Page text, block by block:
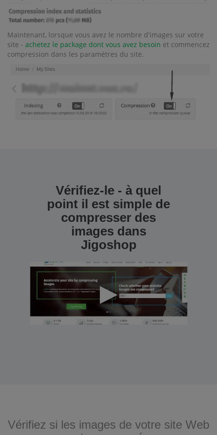
Maintenant, lorsque vous avez le nombre d'images sur votre
site - achetez le package dont vous avez besoin et commencez
compression dans les paramètres du site.
Vérifiez-le - à quel
point il est simple de
compresser des
images dans
Jigoshop
Vérifiez si les images de votre site Web